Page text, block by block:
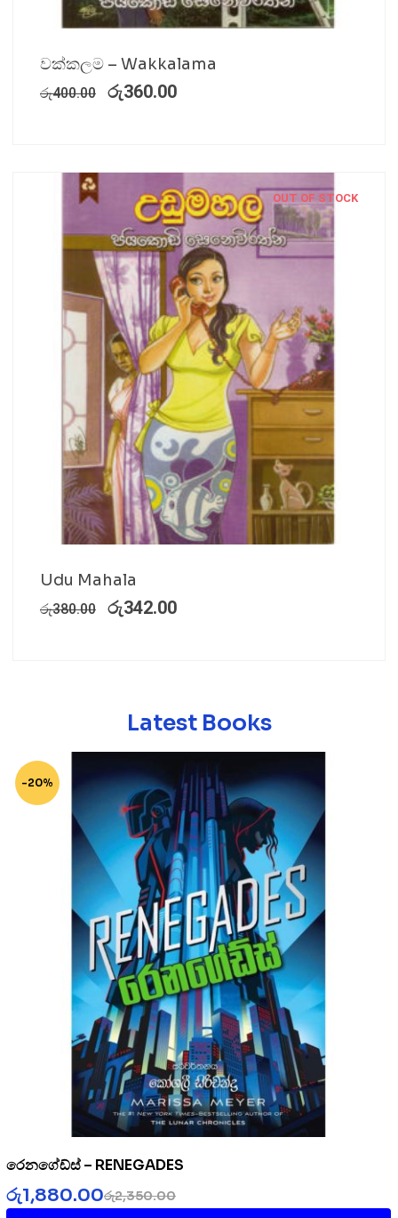
වක්කලම – Wakkalama
රු400.00 රු360.00
OUT OF STOCK
Udu Mahala
රු380.00 රු342.00
Latest Books
-20%
රෙනගේඩ්ස් – RENEGADES
රු2,350.00
රු1,880.00